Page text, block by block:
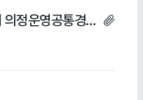
정운영공통경비